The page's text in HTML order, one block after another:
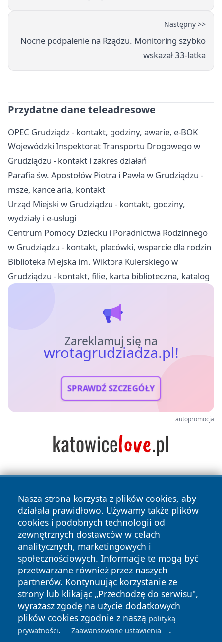
Następny >>
Nocne podpalenie na Rządzu. Monitoring szybko
wskazał 33-latka
Przydatne dane teleadresowe
OPEC Grudziądz - kontakt, godziny, awarie, e-BOK
Wojewódzki Inspektorat Transportu Drogowego w
Grudziądzu - kontakt i zakres działań
Parafia św. Apostołów Piotra i Pawła w Grudziądzu -
msze, kancelaria, kontakt
Urząd Miejski w Grudziądzu - kontakt, godziny,
wydziały i e-usługi
Centrum Pomocy Dziecku i Poradnictwa Rodzinnego
w Grudziądzu - kontakt, placówki, wsparcie dla rodzin
Biblioteka Miejska im. Wiktora Kulerskiego w
Grudziądzu - kontakt, filie, karta biblioteczna, katalog
Zareklamuj się na
wrotagrudziadza.pl!
SPRAWDŹ SZCZEGÓŁY
autopromocja
Nasza strona korzysta z plików cookies, aby
działała prawidłowo. Używamy także plików
cookies i podobnych technologii od
zewnętrznych dostawców w celach
analitycznych, marketingowych i
społecznościowych. Informacje te mogą być
przetwarzane również przez naszych
partnerów. Kontynuując korzystanie ze
strony lub klikając „Przechodzę do serwisu",
wyrażasz zgodę na użycie dodatkowych
plików cookies zgodnie z naszą polityką
prywatności. Zaawansowane ustawienia .
Copyright © 2026 wrotagrudziadza.pl Wszystkie prawa
zastrzeżone.
News Autorzy
Polityka
Prywatności
Polityka
Cookies